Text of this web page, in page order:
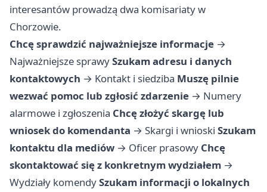
interesantów prowadzą dwa komisariaty w
Chorzowie.
Chcę sprawdzić najważniejsze informacje →
Najważniejsze sprawySzukam adresu i danych
kontaktowych → Kontakt i siedziba Muszę pilnie
wezwać pomoc lub zgłosić zdarzenie → Numery
alarmowe i zgłoszenia Chcę złożyć skargę lub
wniosek do komendanta → Skargi i wnioski Szukam
kontaktu dla mediów → Oficer prasowy Chcę
skontaktować się z konkretnym wydziałem →
Wydziały komendySzukam informacji o lokalnych